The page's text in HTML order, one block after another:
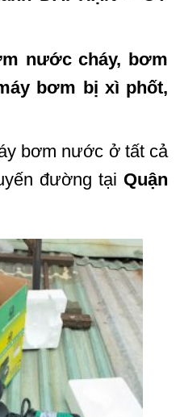
nước cháy, bơm
bơm bị xì phốt,
bơm nước ở tất cả
đường tại Quận